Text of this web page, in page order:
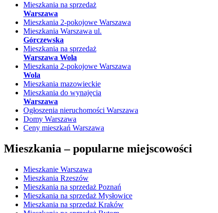
Mieszkania na sprzedaż
Warszawa
Mieszkania 2-pokojowe Warszawa
Mieszkania Warszawa ul.
Górczewska
Mieszkania na sprzedaż
Warszawa Wola
Mieszkania 2-pokojowe Warszawa
Wola
Mieszkania mazowieckie
Mieszkania do wynajęcia
Warszawa
Ogłoszenia nieruchomości Warszawa
Domy Warszawa
Ceny mieszkań Warszawa
Mieszkania –popularne miejscowości
Mieszkanie Warszawa
Mieszkania Rzeszów
Mieszkania na sprzedaż Poznań
Mieszkania na sprzedaż Mysłowice
Mieszkania na sprzedaż Kraków